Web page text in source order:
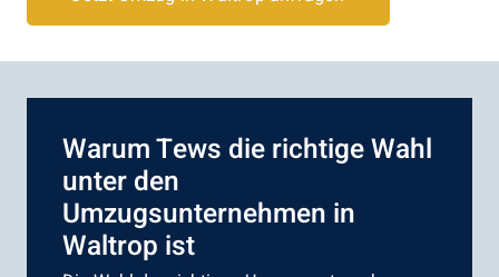
Warum Tews die richtige Wahl
unter den
Umzugsunternehmen in
Waltrop ist